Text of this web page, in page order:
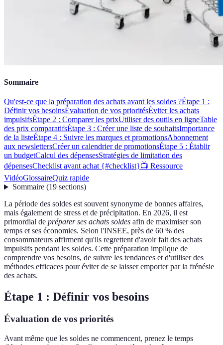
Sommaire
Qu'est-ce que la préparation des achats avant les soldes ?Étape 1 :
Définir vos besoinsÉvaluation de vos prioritésÉviter les achats
impulsifsÉtape 2 : Comparer les prixUtiliser des outils en ligneTable
des prix comparatifsÉtape 3 : Créer une liste de souhaitsImportance
de la listeÉtape 4 : Suivre les marques et promotionsAbonnement
aux newslettersCréer un calendrier de promotionsÉtape 5 : Établir
un budgetCalcul des dépensesStratégies de limitation des
dépensesChecklist avant achat {#checklist}📺 Ressource
VidéoGlossaireQuiz rapide
Sommaire(19 sections)
La période des soldes est souvent synonyme de bonnes affaires,
mais également de stress et de précipitation. En 2026, il est
primordial de préparer ses achats soldes afin de maximiser son
temps et ses économies. Selon l'INSEE, près de 60 % des
consommateurs affirment qu'ils regrettent d'avoir fait des achats
impulsifs pendant les soldes. Cette préparation implique de
comprendre vos besoins, de suivre les tendances et d'utiliser des
méthodes efficaces pour éviter de se laisser emporter par la frénésie
des achats.
Étape 1 : Définir vos besoins
Évaluation de vos priorités
Avant même que les soldes ne commencent, prenez le temps